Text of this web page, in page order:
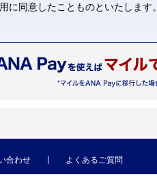
合わせ よくあるご質問
同意したことものといたします。